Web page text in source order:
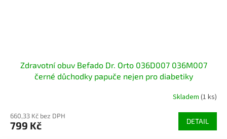
Zdravotní obuv Befado Dr. Orto 036D007 036M007
černé důchodky papuče nejen pro diabetiky
Skladem (1 ks)
660,33 Kč bez DPH
799 Kč DETAIL